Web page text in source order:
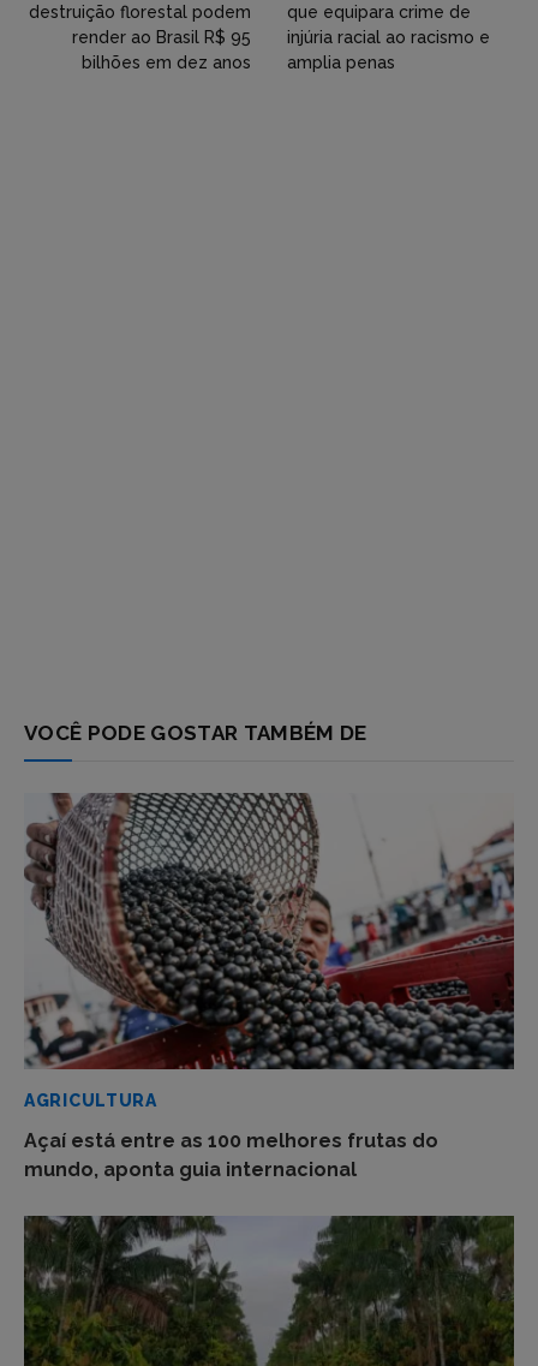
Flickr
etc)
destruição florestal podem
render ao Brasil R$ 95
bilhões em dez anos
que equipara crime de
injúria racial ao racismo e
amplia penas
VOCÊ PODE GOSTAR TAMBÉM DE
AGRICULTURA
Açaí está entre as 100 melhores frutas do
mundo, aponta guia internacional